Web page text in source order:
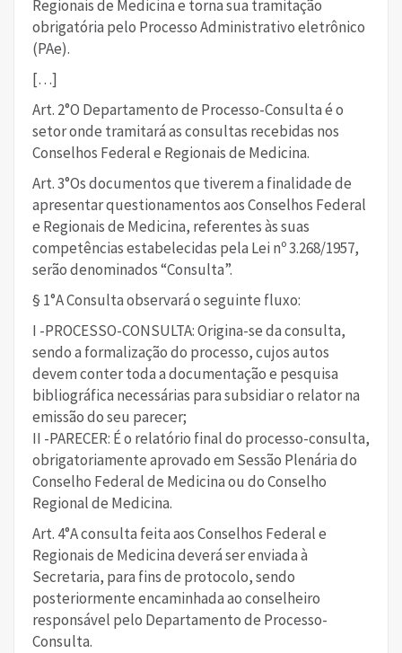
Regionais de Medicina e torna sua tramitação
obrigatória pelo Processo Administrativo eletrônico
(PAe).
[…]
Art. 2°O Departamento de Processo-Consulta é o
setor onde tramitará as consultas recebidas nos
Conselhos Federal e Regionais de Medicina.
Art. 3°Os documentos que tiverem a finalidade de
apresentar questionamentos aos Conselhos Federal
e Regionais de Medicina, referentes às suas
competências estabelecidas pela Lei nº 3.268/1957,
serão denominados “Consulta”.
§ 1°A Consulta observará o seguinte fluxo:
I -PROCESSO-CONSULTA: Origina-se da consulta,
sendo a formalização do processo, cujos autos
devem conter toda a documentação e pesquisa
bibliográfica necessárias para subsidiar o relator na
emissão do seu parecer;
II -PARECER: É o relatório final do processo-consulta,
obrigatoriamente aprovado em Sessão Plenária do
Conselho Federal de Medicina ou do Conselho
Regional de Medicina.
Art. 4°A consulta feita aos Conselhos Federal e
Regionais de Medicina deverá ser enviada à
Secretaria, para fins de protocolo, sendo
posteriormente encaminhada ao conselheiro
responsável pelo Departamento de Processo-
Consulta.